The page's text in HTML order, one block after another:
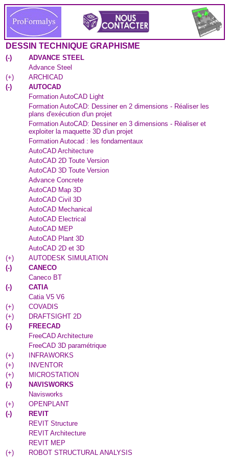
DESSIN TECHNIQUE GRAPHISME
(-)
ADVANCE STEEL
Advance Steel
(+)
ARCHICAD
(-)
AUTOCAD
Formation AutoCAD Light
Formation AutoCAD: Dessiner en 2 dimensions - Réaliser les
plans d'exécution d'un projet
Formation AutoCAD: Dessiner en 3 dimensions - Réaliser et
exploiter la maquette 3D d'un projet
Formation Autocad : les fondamentaux
AutoCAD Architecture
AutoCAD 2D Toute Version
AutoCAD 3D Toute Version
Advance Concrete
AutoCAD Map 3D
AutoCAD Civil 3D
AutoCAD Mechanical
AutoCAD Electrical
AutoCAD MEP
AutoCAD Plant 3D
AutoCAD 2D et 3D
(+)
AUTODESK SIMULATION
(-)
CANECO
Caneco BT
(-)
CATIA
Catia V5 V6
(+)
COVADIS
(+)
DRAFTSIGHT 2D
(-)
FREECAD
FreeCAD Architecture
FreeCAD 3D paramétrique
(+)
INFRAWORKS
(+)
INVENTOR
(+)
MICROSTATION
(-)
NAVISWORKS
Navisworks
(+)
OPENPLANT
(-)
REVIT
REVIT Structure
REVIT Architecture
REVIT MEP
(+)
ROBOT STRUCTURAL ANALYSIS